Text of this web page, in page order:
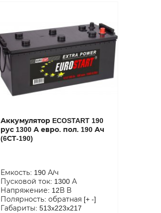
Аккумулятор ECOSTART 190
рус 1300 А евро. пол. 190 Ач
(6СТ-190)
Емкость: 190 А/ч
Пусковой ток: 1300 А
Напряжение: 12В В
Полярность: обратная [+ -]
Габариты: 513x223x217